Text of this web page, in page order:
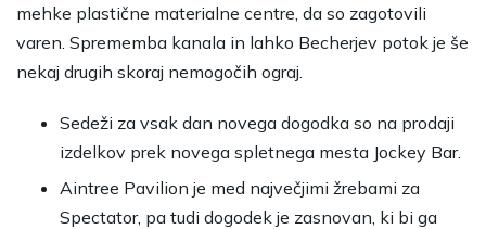
mehke plastične materialne centre, da so zagotovili
varen. Sprememba kanala in lahko Becherjev potok je še
nekaj drugih skoraj nemogočih ograj.
Sedeži za vsak dan novega dogodka so na prodaji
izdelkov prek novega spletnega mesta Jockey Bar.
Aintree Pavilion je med največjimi žrebami za
Spectator, pa tudi dogodek je zasnovan, ki bi ga